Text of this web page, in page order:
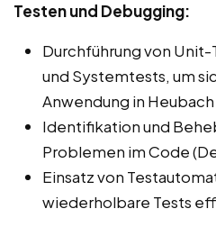
Testen und Debugging:
Durchführung von
und Systemtests, um
Anwendung in
Identifikation und
Problemen im Code
Einsatz von
wiederholbare Tests